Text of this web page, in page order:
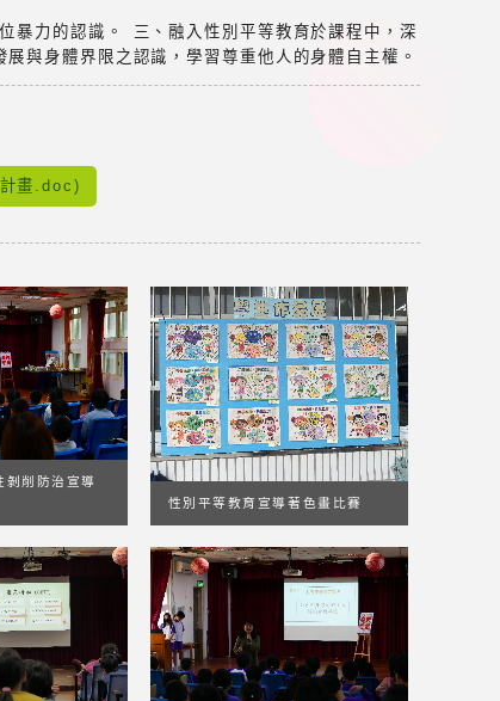
暴力的認識。 三、融入性別平等教育於課程中，深
與身體界限之認識，學習尊重他人的身體自主權。
畫.doc)
剝削防治宣導
性別平等教育宣導著色畫比賽